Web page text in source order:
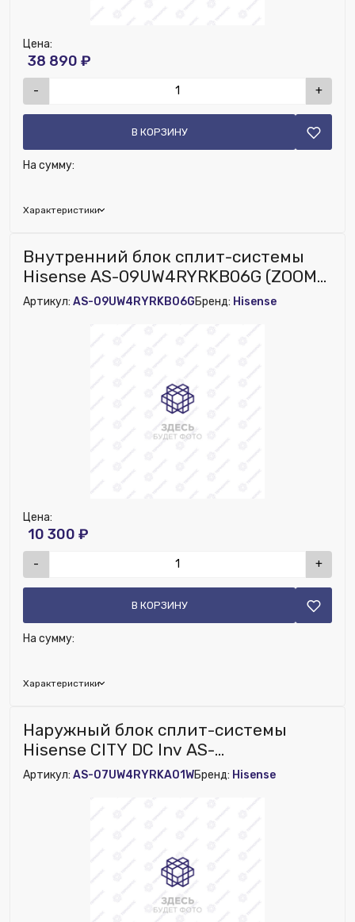
Характеристики
Цена:
38 890 ₽
- +
В КОРЗИНУ
На сумму:
Исключить из публикации на веб-витрине mag1c:
Нет
Внутренний блок сплит-системы
Hisense AS-09UW4RYRKB06G (ZOOM
DC Inv) (Новый)
Артикул: AS-09UW4RYRKB06GБренд: Hisense
Характеристики
Цена:
10 300 ₽
- +
В КОРЗИНУ
На сумму:
Исключить из публикации на веб-витрине mag1c:
Нет
Наружный блок сплит-системы
Hisense CITY DC Inv AS-
07UW4RYRKA01W
Артикул: AS-07UW4RYRKA01WБренд: Hisense